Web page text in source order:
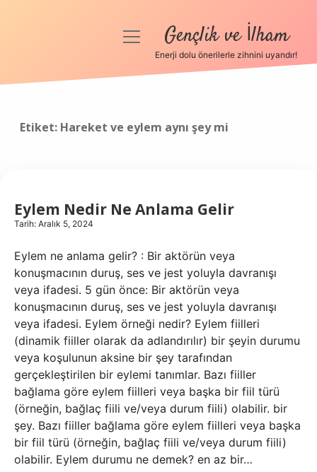
Anasayfa
menüyüGençlik ve İlham
Enerji dolu önerilerle zihnini uyandır!
Etiket: Hareket ve eylem aynı şey mi
Eylem Nedir Ne Anlama Gelir
Tarih: Aralık 5, 2024
Eylem ne anlama gelir? : Bir aktörün veya
konuşmacının duruş, ses ve jest yoluyla davranışı
veya ifadesi. 5 gün önce: Bir aktörün veya
konuşmacının duruş, ses ve jest yoluyla davranışı
veya ifadesi. Eylem örneği nedir? Eylem fiilleri
(dinamik fiiller olarak da adlandırılır) bir şeyin durumu
veya koşulunun aksine bir şey tarafından
gerçekleştirilen bir eylemi tanımlar. Bazı fiiller
bağlama göre eylem fiilleri veya başka bir fiil türü
(örneğin, bağlaç fiili ve/veya durum fiili) olabilir. bir
şey. Bazı fiiller bağlama göre eylem fiilleri veya başka
bir fiil türü (örneğin, bağlaç fiili ve/veya durum fiili)
olabilir. Eylem durumu ne demek? en az bir…